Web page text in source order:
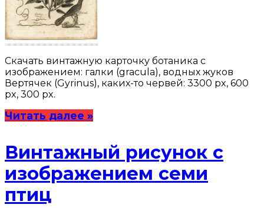
Скачать винтажную карточку ботаника с
изображением: галки (gracula), водных жуков
Вертячек (Gyrinus), каких-то червей: 3300 px, 600
px, 300 px.
Читать далее »
Винтажный рисунок с
изображением семи
птиц